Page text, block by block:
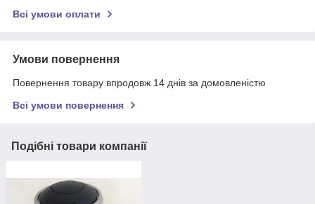
Всі умови оплати
Умови повернення
Повернення товару впродовж 14 днів за домовленістю
Всі умови повернення
Подібні товари компанії